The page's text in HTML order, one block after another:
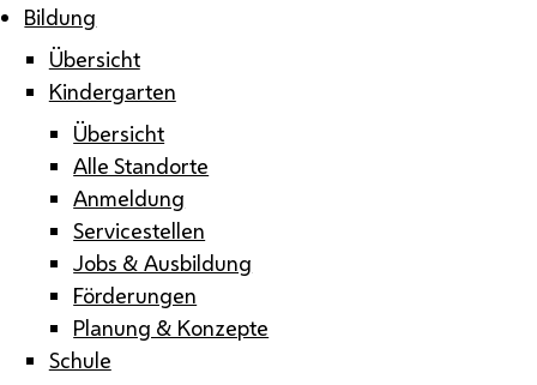
Bildung
Übersicht
Kindergarten
Übersicht
Alle Standorte
Anmeldung
Servicestellen
Jobs & Ausbildung
Förderungen
Planung & Konzepte
Schule